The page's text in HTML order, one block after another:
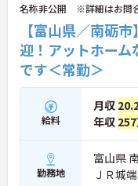
名称非公開 ※詳細はお問
【富山県／南砺
迎！アットホー
です＜常勤＞
給料
月収
年収
勤務地
富山県
ＪＲ城